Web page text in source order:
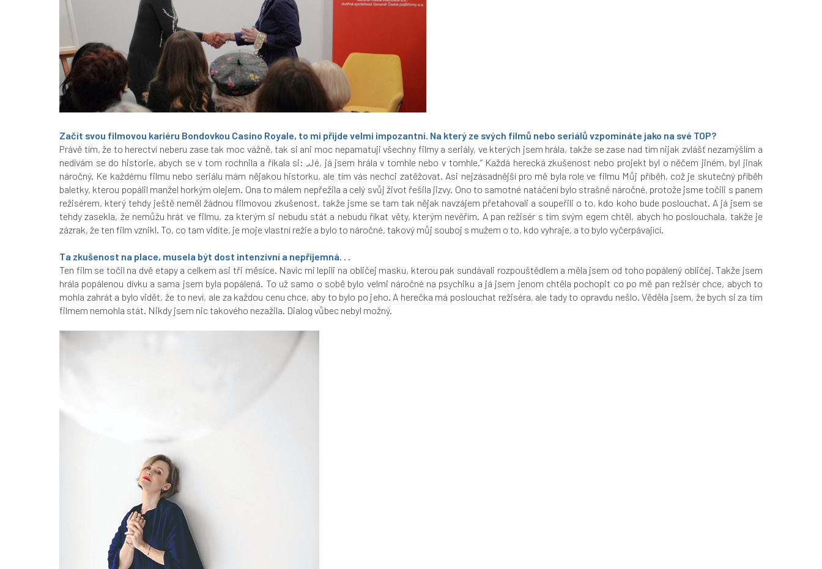
Začít svou filmovou kariéru Bondovkou Casino Royale, to mi přijde velmi impozantní. Na který ze svých filmů nebo seriálů vzpomínáte jako na své TOP?
Právě tím, že to herectví neberu zase tak moc vážně, tak si ani moc nepamatuji všechny filmy a seriály, ve kterých jsem hrála, takže se zase nad tím nijak zvlášť nezamýšlím a
nedívám se do historie, abych se v tom rochnila a říkala si: „Jé, já jsem hrála v tomhle nebo v tomhle.“ Každá herecká zkušenost nebo projekt byl o něčem jiném, byl jinak
náročný. Ke každému filmu nebo seriálu mám nějakou historku, ale tím vás nechci zatěžovat. Asi nejzásadnější pro mě byla role ve filmu Můj příběh, což je skutečný příběh
baletky, kterou popálil manžel horkým olejem. Ona to málem nepřežila a celý svůj život řešila jizvy. Ono to samotné natáčení bylo strašně náročné, protože jsme točili s panem
režisérem, který tehdy ještě neměl žádnou filmovou zkušenost, takže jsme se tam tak nějak navzájem přetahovali a soupeřili o to, kdo koho bude poslouchat. A já jsem se
tehdy zasekla, že nemůžu hrát ve filmu, za kterým si nebudu stát a nebudu říkat věty, kterým nevěřím. A pan režisér s tím svým egem chtěl, abych ho poslouchala, takže je
zázrak, že ten film vznikl. To, co tam vidíte, je moje vlastní režie a bylo to náročné, takový můj souboj s mužem o to, kdo vyhraje, a to bylo vyčerpávající.
Ta zkušenost na place, musela být dost intenzivní a nepříjemná. . .
Ten film se točil na dvě etapy a celkem asi tři měsíce. Navíc mi lepili na obličej masku, kterou pak sundávali rozpouštědlem a měla jsem od toho popálený obličej. Takže jsem
hrála popálenou dívku a sama jsem byla popálená. To už samo o sobě bylo velmi náročné na psychiku a já jsem jenom chtěla pochopit co po mě pan režisér chce, abych to
mohla zahrát a bylo vidět, že to neví, ale za každou cenu chce, aby to bylo po jeho. A herečka má poslouchat režiséra, ale tady to opravdu nešlo. Věděla jsem, že bych si za tím
filmem nemohla stát. Nikdy jsem nic takového nezažila. Dialog vůbec nebyl možný.